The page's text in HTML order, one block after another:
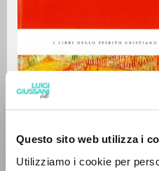
Questo sito web utilizza i
Utilizziamo i cookie per